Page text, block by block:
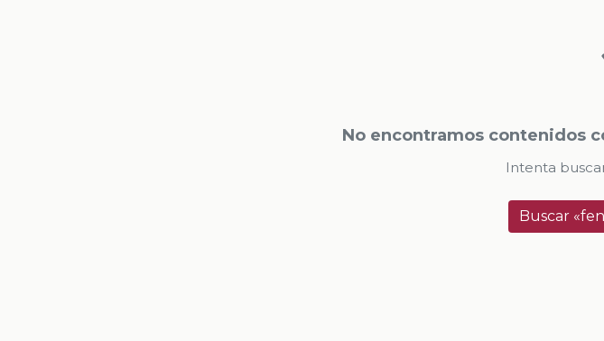
No encontramos contenidos
Intenta
Buscar